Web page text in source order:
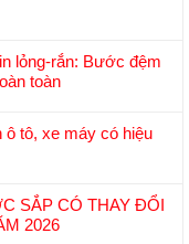
lỏng-rắn: Bước đệm
toàn
ô tô, xe máy có hiệu
SẮP CÓ THAY ĐỔI
2026